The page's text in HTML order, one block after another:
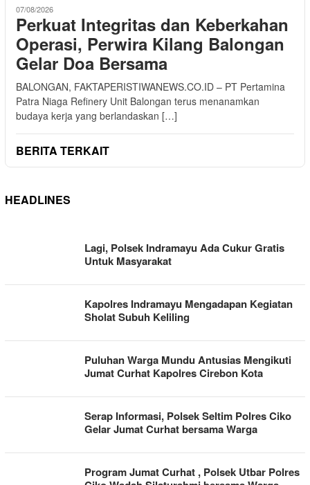
07/08/2026
Perkuat Integritas dan Keberkahan
Operasi, Perwira Kilang Balongan
Gelar Doa Bersama
BALONGAN, FAKTAPERISTIWANEWS.CO.ID – PT Pertamina
Patra Niaga Refinery Unit Balongan terus menanamkan
budaya kerja yang berlandaskan […]
BERITA TERKAIT
HEADLINES
Lagi, Polsek Indramayu Ada Cukur Gratis
Untuk Masyarakat
Kapolres Indramayu Mengadapan Kegiatan
Sholat Subuh Keliling
Puluhan Warga Mundu Antusias Mengikuti
Jumat Curhat Kapolres Cirebon Kota
Serap Informasi, Polsek Seltim Polres Ciko
Gelar Jumat Curhat bersama Warga
Program Jumat Curhat , Polsek Utbar Polres